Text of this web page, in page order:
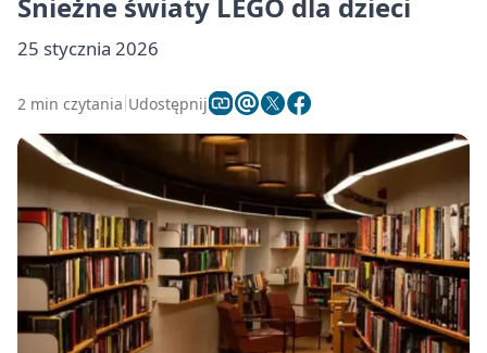
25 stycznia 2026
2 min czytania Udostępnij